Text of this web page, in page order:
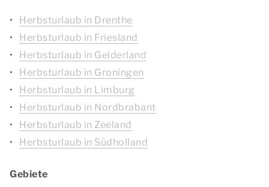
Herbsturlaub in Drenthe
Herbsturlaub in Friesland
Herbsturlaub in Gelderland
Herbsturlaub in Groningen
Herbsturlaub in Limburg
Herbsturlaub in Nordbrabant
Herbsturlaub in Zeeland
Herbsturlaub in Südholland
Gebiete